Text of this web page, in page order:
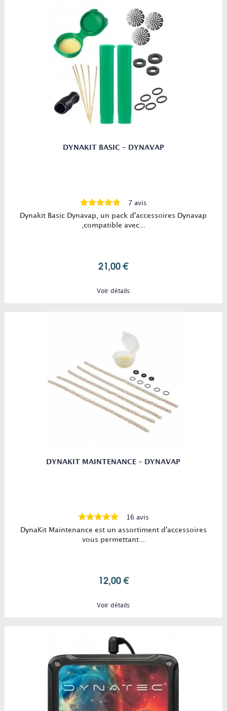
DYNAKIT BASIC - DYNAVAP
7 avis
Dynakit Basic Dynavap, un pack d'accessoires Dynavap
,compatible avec...
21,00 €
Voir détails
DYNAKIT MAINTENANCE - DYNAVAP
16 avis
DynaKit Maintenance est un assortiment d'accessoires
vous permettant...
12,00 €
Voir détails